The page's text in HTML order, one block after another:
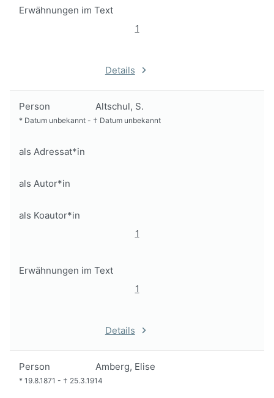
Erwähnungen im Text
1
Details
Person Altschul, S.
* Datum unbekannt - † Datum unbekannt
als Adressat*in
als Autor*in
als Koautor*in
1
Erwähnungen im Text
1
Details
Person Amberg, Elise
* 19.8.1871 - † 25.3.1914